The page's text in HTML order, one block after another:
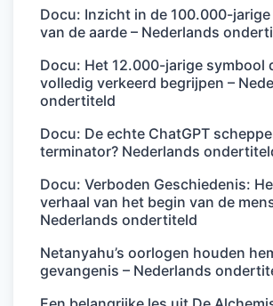
Docu: Inzicht in de 100.000-
van de aarde – Nederlands
Docu: Het 12.000-jarige symbool
volledig verkeerd begrijpen –
ondertiteld
Docu: De echte ChatGPT
terminator? Nederlands
Docu: Verboden Geschiedenis:
verhaal van het begin van de
Nederlands ondertiteld
Netanyahu’s oorlogen houden
gevangenis – Nederlands